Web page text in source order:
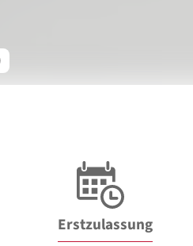
Erstzulassung